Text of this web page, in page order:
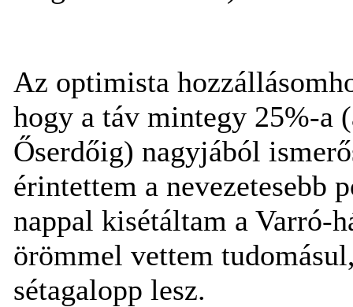
Az optimista
hogy a táv mintegy 25%-a
Őserdőig) nagyjából
érintettem a nevezetesebb
nappal kisétáltam a Varró-
örömmel vettem
sétagalopp lesz.